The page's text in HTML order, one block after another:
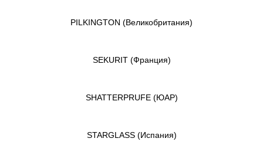
PILKINGTON (Великобритания)
SEKURIT (Франция)
SHATTERPRUFE (ЮАР)
STARGLASS (Испания)